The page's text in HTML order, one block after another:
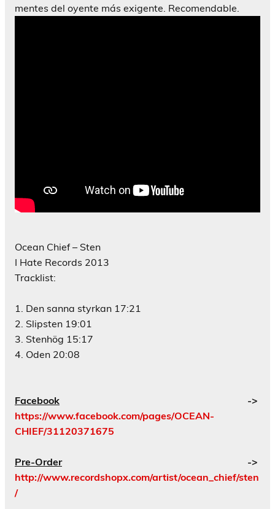
mentes del oyente más exigente. Recomendable.
Ocean Chief – Sten
I Hate Records 2013
Tracklist:
1. Den sanna styrkan 17:21
2. Slipsten 19:01
3. Stenhög 15:17
4. Oden 20:08
Facebook ->
https://www.facebook.com/pages/OCEAN-
CHIEF/31120371675
Pre-Order->
http://www.recordshopx.com/artist/ocean_chief/sten
/